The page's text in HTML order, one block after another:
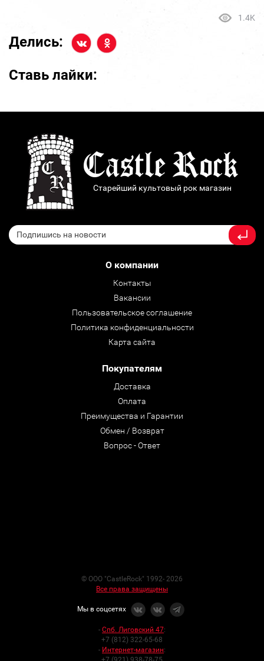
1.4K
Делись:
Ставь лайки:
Старейший культовый рок магазин
О компании
Контакты
Вакансии
Пользовательское соглашение
Политика конфиденциальности
Карта сайта
Покупателям
Доставка
Оплата
Преимущества и Гарантии
Обмен / Возврат
Вопрос - Ответ
© ООО "CastleRock" 1992- 2026
Все права защищены
Мы в соцсетях
- Спб. Лиговский 47:
+7 (812) 322-65-68
- Интернет-магазин: